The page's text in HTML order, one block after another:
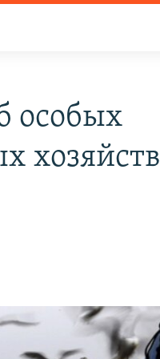
особых
хозяйств